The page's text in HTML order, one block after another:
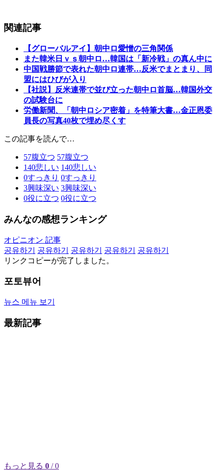
関連記事
【グローバルアイ】朝中ロ愛憎の三角関係
また韓米日ｖｓ朝中ロ…韓国は「新冷戦」の真ん中に
中国戦勝節で表れた朝中ロ連帯…反米でまとまり、同
盟にはひびが入り
【社説】反米連帯で並び立った朝中ロ首脳…韓国外交
の試験台に
労働新聞、「朝中ロシア密着」を特筆大書…金正恩委
員長の写真40枚で埋め尽くす
この記事を読んで…
57腹立つ 57腹立つ
140悲しい 140悲しい
0すっきり 0すっきり
3興味深い 3興味深い
0役に立つ 0役に立つ
みんなの感想ランキング
オピニオン 記事
공유하기
공유하기 공유하기 공유하기
공유하기
リンクコピーが完了しました。
포토뷰어
뉴스 메뉴 보기
最新記事
もっと見る 0 / 0